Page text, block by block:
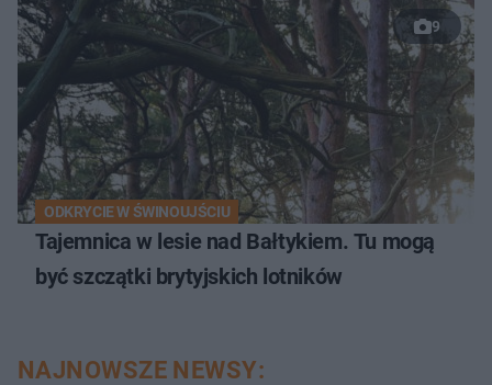
9
ODKRYCIE W ŚWINOUJŚCIU
Tajemnica w lesie nad Bałtykiem. Tu mogą
być szczątki brytyjskich lotników
NAJNOWSZE NEWSY: